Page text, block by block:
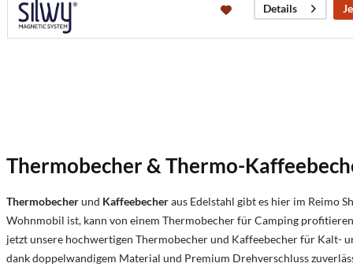
Details
Thermobecher & Thermo-
Thermobecherund Kaffeebecheraus Edelstahl gibt es hier im Reimo
Wohnmobil ist, kann von einem Thermobecher für Camping
jetzt unsere hochwertigen Thermobecher und Kaffeebecher für Kalt-
dank doppelwandigem Material und Premium Drehverschluss